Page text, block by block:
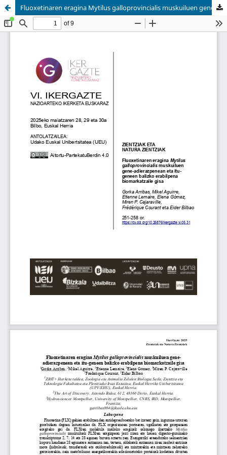
Fluoxetinaren eragina Mytilus galloprovincialis muskuiluen gene-adierazpenean eta itu-geneen balizko erabilpena biomarkatzaile gisa